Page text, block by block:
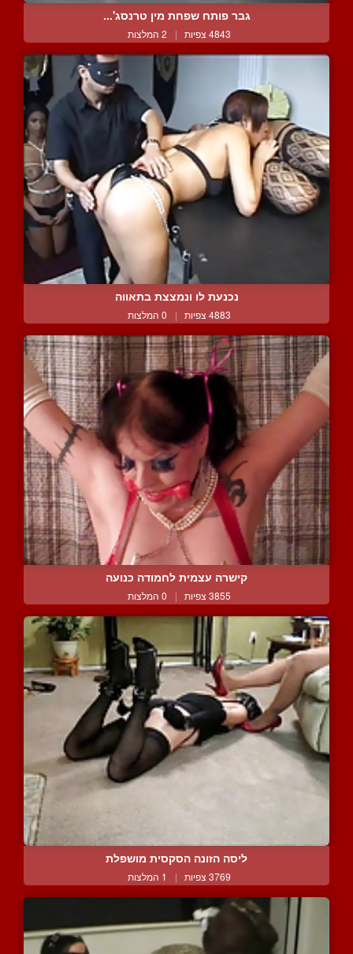
גבר פותח שפחת מין טרנסג'...
4843 צפיות | 2 המלצות
נכנעת לו ונמצצת בתאווה
4883 צפיות | 0 המלצות
קישרה עצמית לחמודה כנועה
3855 צפיות | 0 המלצות
ליסה הזונה הסקסית מושפלת
3769 צפיות | 1 המלצות